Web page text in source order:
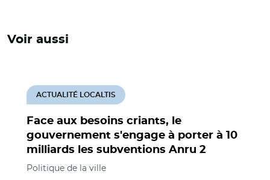
Voir aussi
Face aux besoins criants, le
gouvernement s'engage à porter à 10
milliards les subventions Anru 2
ACTUALITÉ LOCALTIS
Politique de la ville